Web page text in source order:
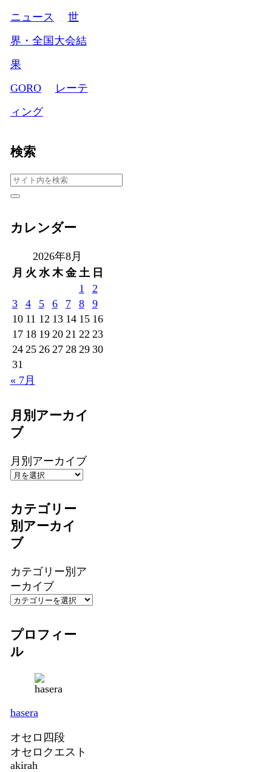
ニュース
世
界・全国大会結
果
GORO
レーテ
ィング
検索
カレンダー
2026年8月
月 火 水 木 金 土 日
1
2
3
4 5 6 7 8
9
10 11 12 13 14 15 16
17 18 19 20 21 22 23
24 25 26 27 28 29 30
31
« 7月
月別アーカイ
ブ
月別アーカイブ
カテゴリー
別アーカイ
ブ
カテゴリー別ア
ーカイブ
プロフィー
ル
hasera
オセロ四段
オセロクエスト
akirah